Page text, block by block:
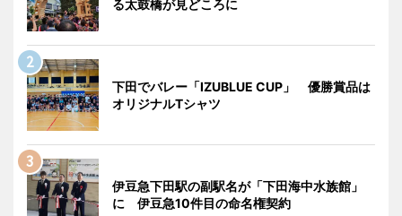
る太鼓橋が見どころに
下田でバレー「IZUBLUE CUP」 優勝賞品は
オリジナルTシャツ
伊豆急下田駅の副駅名が「下田海中水族館」
に 伊豆急10件目の命名権契約